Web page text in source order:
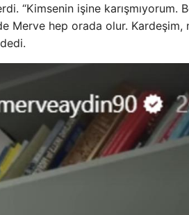
“Kimsenin işine
Merve hep orada olur.